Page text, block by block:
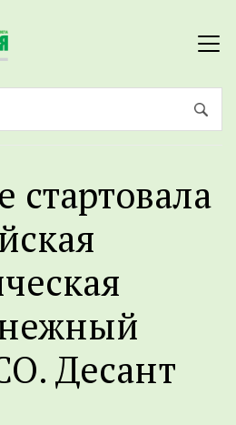
стартовала
Десант